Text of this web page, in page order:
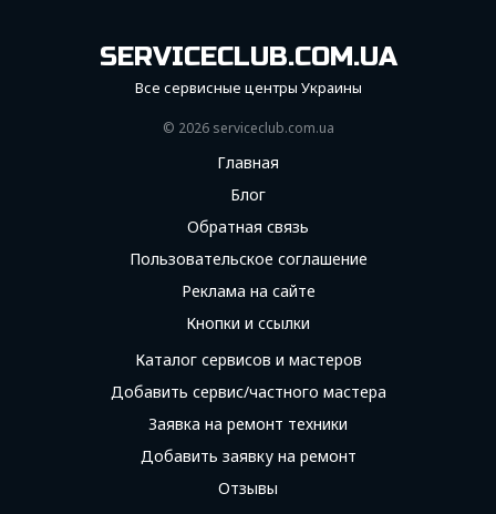
SERVICECLUB.COM.UA
Все сервисные центры Украины
© 2026 serviceсlub.com.ua
Главная
Блог
Обратная связь
Пользовательское соглашение
Реклама на сайте
Кнопки и ссылки
Каталог сервисов и мастеров
Добавить сервис/частного мастера
Заявка на ремонт техники
Добавить заявку на ремонт
Отзывы